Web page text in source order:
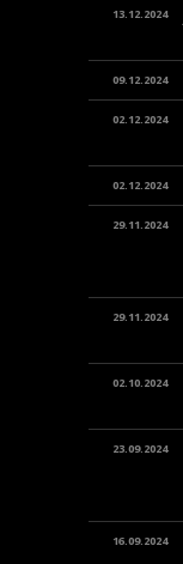
13.12.2024
09.12.2024
02.12.2024
02.12.2024
29.11.2024
29.11.2024
02.10.2024
23.09.2024
16.09.2024